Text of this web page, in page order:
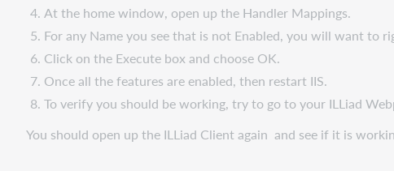
At the home window, open up the Handler Mappings.
For any Name you see that is not Enabled, you will want to
Click on the Execute box and choose OK.
Once all the features are enabled, then restart IIS.
To verify you should be working, try to go to your ILLiad
You should open up the ILLiad Client again and see if it is